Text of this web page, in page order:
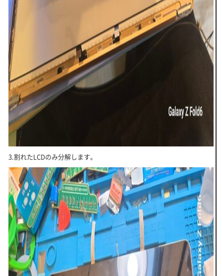
3.割れたLCDのみ分解します。